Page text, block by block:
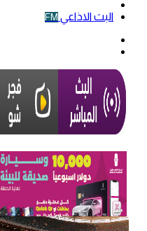
البث الاذاعي FM